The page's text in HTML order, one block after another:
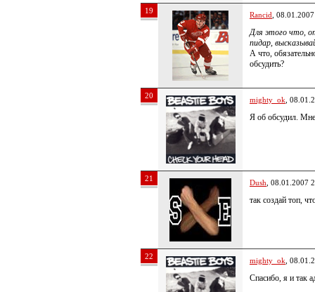
19 Rancid ,
Для этого что,
пидар,
А что,
обсудить?
20 mighty_ok ,
Я об обсудил. Мне
21 Dush , 08.01.2007
так создай топ,
22 mighty_ok ,
Спасибо, я и так